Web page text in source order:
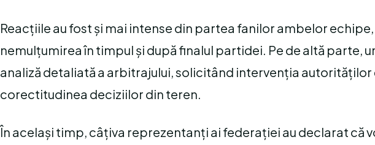
Reacțiile au fost și mai intense din partea fanilor ambelor
nemulțumirea în timpul și după finalul partidei. Pe de altă parte,
analiză detaliată a arbitrajului, solicitând intervenția
corectitudinea deciziilor din teren.
În același timp, câțiva reprezentanți ai federației au declarat că